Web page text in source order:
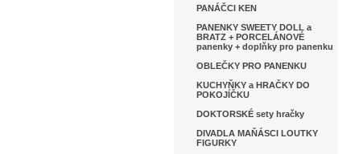
PANÁČCI KEN
PANENKY SWEETY DOLL a
BRATZ + PORCELÁNOVÉ
panenky + doplňky pro panenku
OBLEČKY PRO PANENKU
KUCHYŇKY a HRAČKY DO
POKOJÍČKU
DOKTORSKÉ sety hračky
DIVADLA MAŇÁSCI LOUTKY
FIGURKY